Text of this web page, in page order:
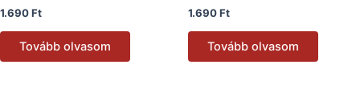
1.690Ft
Tovább olvasom
1.690Ft
Tovább olvasom